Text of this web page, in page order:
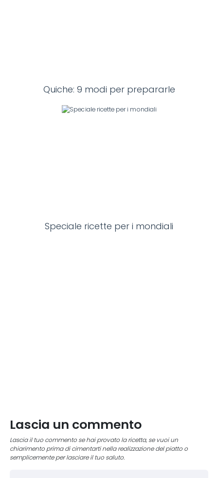
Quiche: 9 modi per prepararle
Speciale ricette per i mondiali
Lascia un commento
Lascia il tuo commento se hai provato la ricetta, se vuoi un
chiarimento prima di cimentarti nella realizzazione del piatto o
semplicemente per lasciare il tuo saluto.